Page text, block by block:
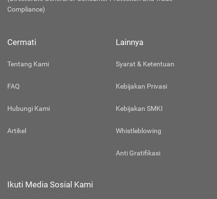
Compliance)
Cermati
Tentang Kami
FAQ
Hubungi Kami
Artikel
Lainnya
Syarat & Ketentuan
Kebijakan Privasi
Kebijakan SMKI
Whistleblowing
Anti Gratifikasi
Ikuti Media Sosial Kami